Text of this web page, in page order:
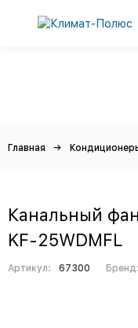
Главная
Канальный
KF-25WDMFL
Артикул: 67300 Бренд: